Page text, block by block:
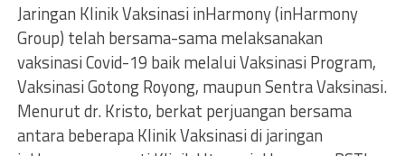
Jaringan Klinik Vaksinasi inHarmony (inHarmony
Group) telah bersama-sama melaksanakan
vaksinasi Covid-19 baik melalui Vaksinasi Program,
Vaksinasi Gotong Royong, maupun Sentra Vaksinasi.
Menurut dr. Kristo, berkat perjuangan bersama
antara beberapa Klinik Vaksinasi di jaringan